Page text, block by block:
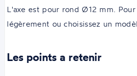
L'axe est pour rond Ø12 mm. Pour
légèrement ou choisissez un
Les points a retenir